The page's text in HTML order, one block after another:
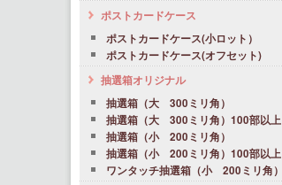
ポストカードケース
ポストカードケース(小ロット）
ポストカードケース(オフセット)
抽選箱オリジナル
抽選箱（大 300ミリ角）
抽選箱（大 300ミリ角）100部以上
抽選箱（小 200ミリ角）
抽選箱（小 200ミリ角）100部以上
ワンタッチ抽選箱（小 200ミリ角）